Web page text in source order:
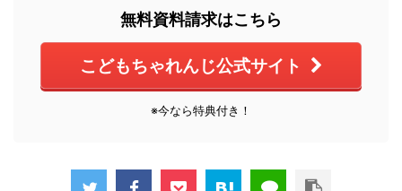
無料資料請求はこちら
こどもちゃれんじ公式サイト
※今なら特典付き！